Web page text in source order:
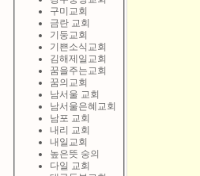
구미교회
금란 교회
기둥교회
기쁜소식교회
김해제일교회
꿈을주는교회
꿈의교회
남서울 교회
남서울은혜교회
남포 교회
내리 교회
내일교회
높은뜻 숭의
다일 교회